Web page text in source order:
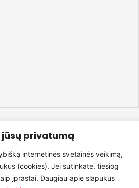
privatumą
internetinės svetainės veikimą,
(cookies). Jei sutinkate, tiesiog
įprastai. Daugiau apie slapukus